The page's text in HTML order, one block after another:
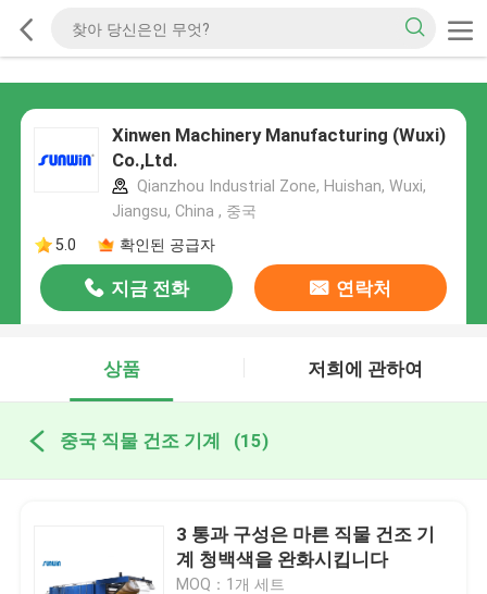
Xinwen Machinery Manufacturing (Wuxi)
Co.,Ltd.
Qianzhou Industrial Zone, Huishan, Wuxi,
Jiangsu, China , 중국
5.0
확인된 공급자
지금 전화 연락처
상품 저희에 관하여
중국 직물 건조 기계 (15)
3 통과 구성은 마른 직물 건조 기
계 청백색을 완화시킵니다
MOQ：1개 세트